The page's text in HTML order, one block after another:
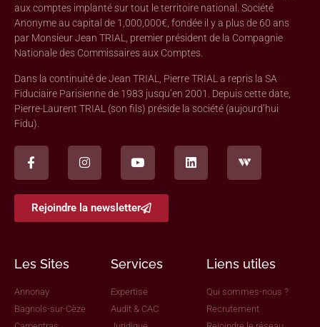
aux comptes implanté sur tout le territoire national. Société
Anonyme au capital de 1,000,000€, fondée il y a plus de 60 ans
par Monsieur Jean TRIAL, premier président de la Compagnie
Nationale des Commissaires aux Comptes.
Dans la continuité de Jean TRIAL, Pierre TRIAL a repris la SA
Fiduciaire Parisienne de 1983 jusqu’en 2001. Depuis cette date,
Pierre-Laurent TRIAL (son fils) préside la société (aujourd’hui
Fidu).
Rejoindre la newsletter
Les Sites
Annonay
Bagnols-sur-Cèze
Services
Expertise
Audit & CAC
Liens utiles
Qui sommes-nous ?
Recrutement